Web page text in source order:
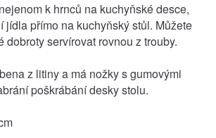
k hrnců na kuchyňské desce,
jídla přímo na kuchyňský stůl. Můžete
dobroty servírovat rovnou z trouby.
z litiny a má nožky s gumovými
poškrábání desky stolu.